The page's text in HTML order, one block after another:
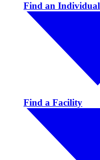
Find an Individual
Find a Facility